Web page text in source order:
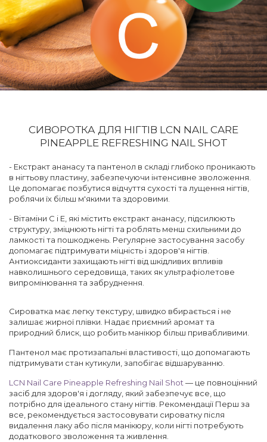
СИВОРОТКА ДЛЯ НІГТІВ LCN NAIL CARE
PINEAPPLE REFRESHING NAIL SHOT
- Екстракт ананасу та пантенол в складі глибоко проникають
в нігтьову пластину, забезпечуючи інтенсивне зволоження.
Це допомагає позбутися відчуття сухості та лущення нігтів,
роблячи їх більш м'якими та здоровими.
- Вітаміни С і Е, які містить екстракт ананасу, підсилюють
структуру, зміцнюють нігті та роблять менш схильними до
ламкості та пошкоджень. Регулярне застосування засобу
допомагає підтримувати міцність і здоров'я нігтів.
Антиоксиданти захищають нігті від шкідливих впливів
навколишнього середовища, таких як ультрафіолетове
випромінювання та забруднення.
Сироватка має легку текстуру, швидко вбирається і не
залишає жирної плівки. Надає приємний аромат та
природний блиск, що робить манікюр більш привабливими.
Пантенол має протизапальні властивості, що допомагають
підтримувати стан кутикули, запобігає відшаруванню.
LCN Nail Care Pineapple Refreshing Nail Shot— це повноцінний
засіб для здоров'я і догляду, який забезпечує все, що
потрібно для ідеального стану нігтів. Рекомендації Перш за
все, рекомендується застосовувати сироватку після
видалення лаку або після манікюру, коли нігті потребують
додаткового зволоження та живлення.